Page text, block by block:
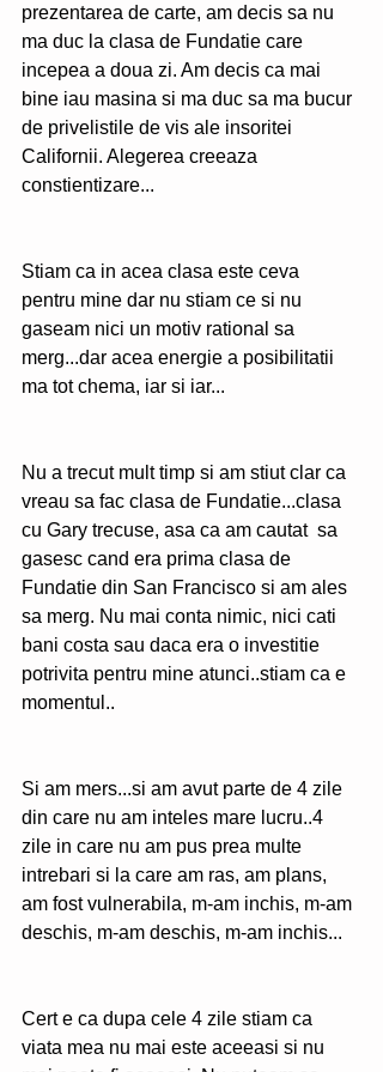
prezentarea de carte, am decis sa nu
ma duc la clasa de Fundatie care
incepea a doua zi. Am decis ca mai
bine iau masina si ma duc sa ma bucur
de privelistile de vis ale insoritei
Californii. Alegerea creeaza
constientizare...
Stiam ca in acea clasa este ceva
pentru mine dar nu stiam ce si nu
gaseam nici un motiv rational sa
merg...dar acea energie a posibilitatii
ma tot chema, iar si iar...
Nu a trecut mult timp si am stiut clar ca
vreau sa fac clasa de Fundatie...clasa
cu Gary trecuse, asa ca am cautat  sa
gasesc cand era prima clasa de
Fundatie din San Francisco si am ales
sa merg. Nu mai conta nimic, nici cati
bani costa sau daca era o investitie
potrivita pentru mine atunci..stiam ca e
momentul..
Si am mers...si am avut parte de 4 zile
din care nu am inteles mare lucru..4
zile in care nu am pus prea multe
intrebari si la care am ras, am plans,
am fost vulnerabila, m-am inchis, m-am
deschis, m-am deschis, m-am inchis...
Cert e ca dupa cele 4 zile stiam ca
viata mea nu mai este aceeasi si nu